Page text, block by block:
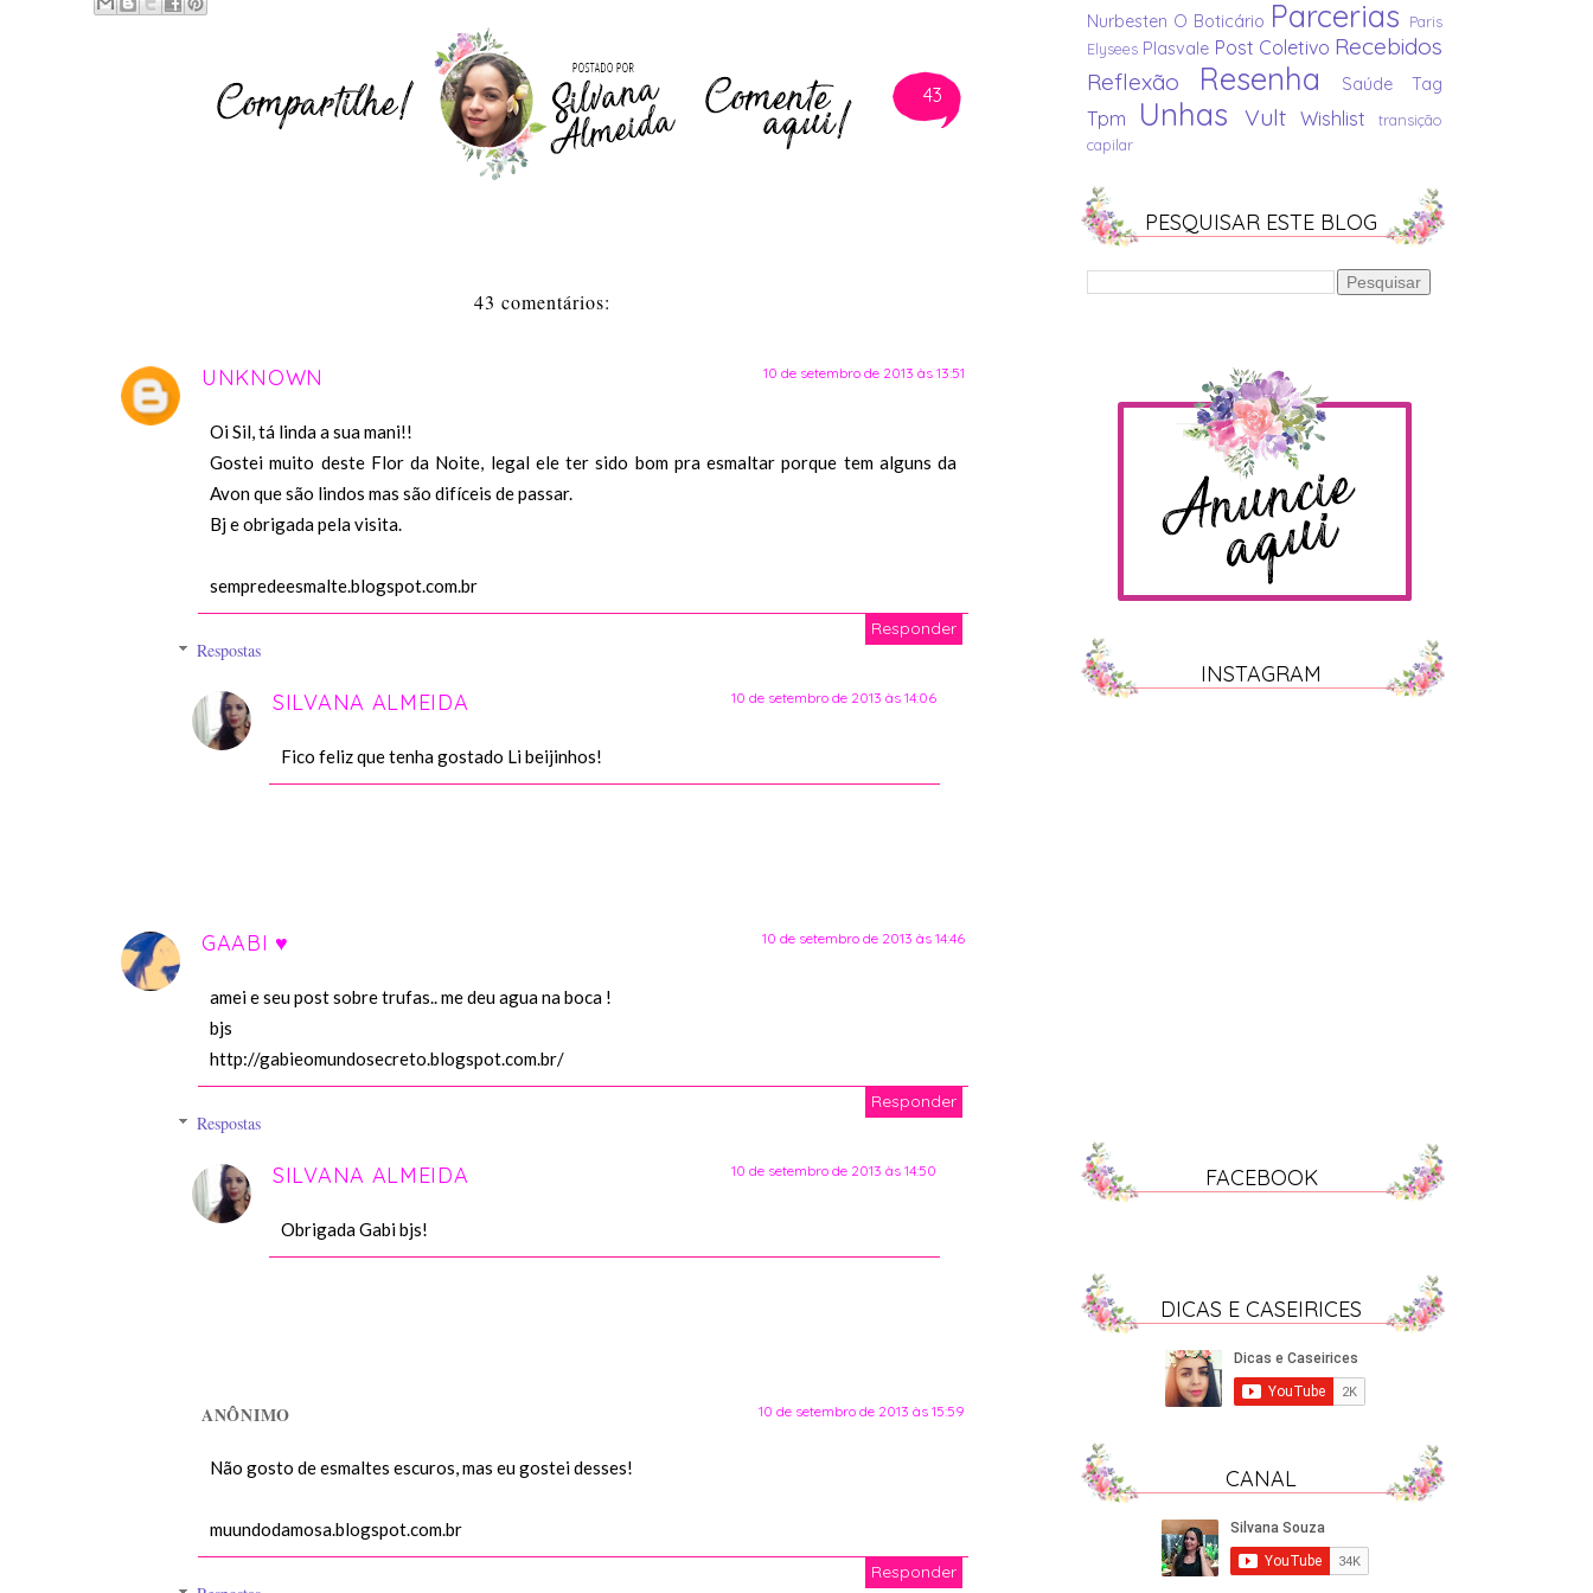
43
43 comentários:
UNKNOWN 10 de setembro de 2013 às 13:51
Oi Sil, tá linda a sua mani!!
Gostei muito deste Flor da Noite, legal ele ter sido bom pra esmaltar porque tem alguns da
Avon que são lindos mas são difíceis de passar.
Bj e obrigada pela visita.
sempredeesmalte.blogspot.com.br
Responder
Respostas
SILVANA ALMEIDA 10 de setembro de 2013 às 14:06
Fico feliz que tenha gostado Li beijinhos!
GAABI ♥ 10 de setembro de 2013 às 14:46
amei e seu post sobre trufas.. me deu agua na boca !
bjs
http://gabieomundosecreto.blogspot.com.br/
Responder
Respostas
SILVANA ALMEIDA 10 de setembro de 2013 às 14:50
Obrigada Gabi bjs!
ANÔNIMO 10 de setembro de 2013 às 15:59
Não gosto de esmaltes escuros, mas eu gostei desses!
muundodamosa.blogspot.com.br
Responder
Nurbesten O Boticário Parcerias
Paris
Elysees Plasvale Post Coletivo Recebidos
Reflexão
Resenha Saúde Tag
Tpm Unhas Vult Wishlist
transição
capilar
PESQUISAR ESTE BLOG
INSTAGRAM
FACEBOOK
DICAS E CASEIRICES
CANAL